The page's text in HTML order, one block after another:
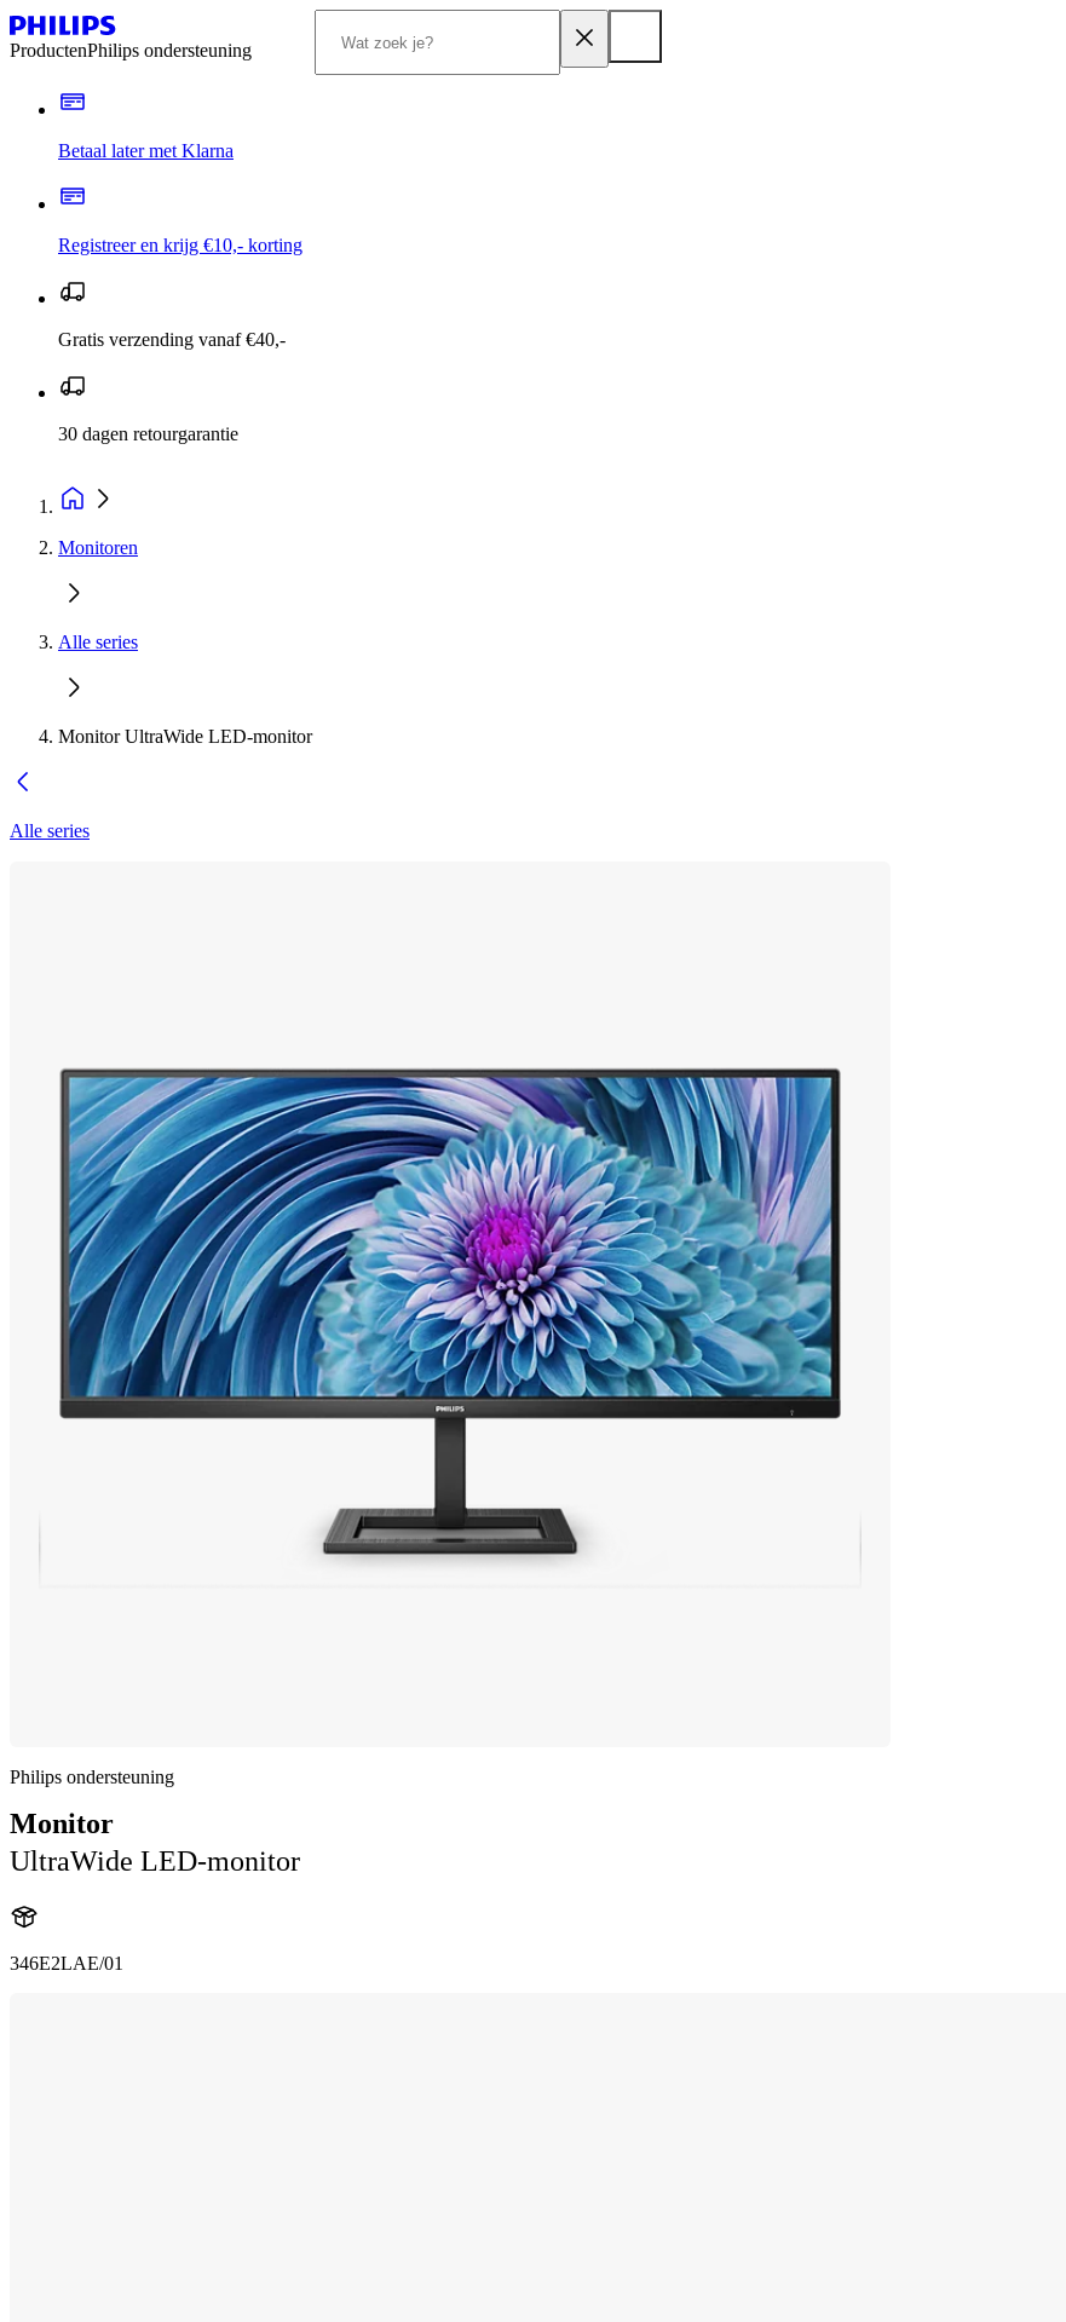
ProductenPhilips ondersteuning
Betaal later met Klarna
Registreer en krijg €10,- korting
Gratis verzending vanaf €40,-
30 dagen retourgarantie
Monitoren
Alle series
Monitor UltraWide LED-monitor
Alle series
Philips ondersteuning
Monitor
UltraWide LED-monitor
346E2LAE/01